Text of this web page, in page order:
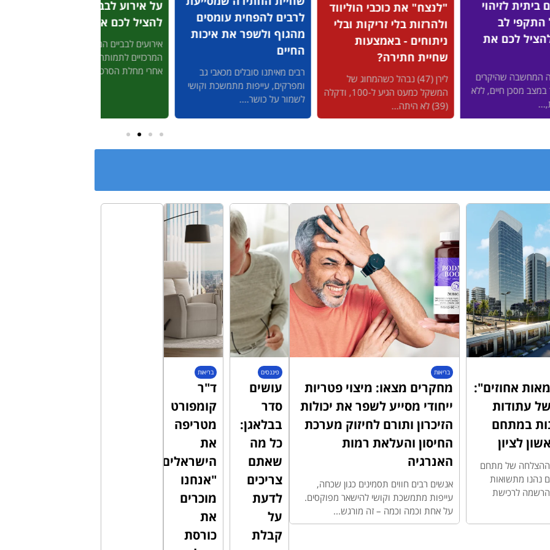
כוכבי הוליווד
זריקות ובלי
- באמצעות
(47) נבהל כשהמחוג של
המשקל כמעט הגיע ל-100, ודקלה
לרבים להפחית עומסים
מהגוף ולשפר את איכות
ומפרקים, עייפות מתמשכת וקושי
לשמור על כושר....
על אירוע לבבי שיכולות
להציל לכם את החיים
אירועים לבביים הם מהגורמים
אחרי מחלת הסרטן....
בדיקת דם ביתית לזיהוי
מהיר של התקפי לב
שיכולה להציל לכם את
החיים
3' דק קריאה המחשבה שהיקרים
אחוזים":
עתודות
במתחם
ההצלחה של מתחם
נהנו מתשואות
לרכישת
בריאות
מחקרים מצאו: מיצוי פטריות
ייחודי מסייע לשפר את יכולות
הזיכרון ותורם לחיזוק מערכת
החיסון והעלאת רמות
האנרגיה
אנשים רבים חווים תסמינים כגון שכחה,
עייפות מתמשכת וקושי להישאר מפוקסים.
על אחת וכמה וכמה – זה מורגש...
פיננסים
עושים
סדר
בבלאגן:
כל מה
שאתם
צריכים
לדעת
על
קבלת
בריאות
ד"ר
קומפורט
מטריפה
את
הישראלים:
"אנחנו
מוכרים
את
כורסת